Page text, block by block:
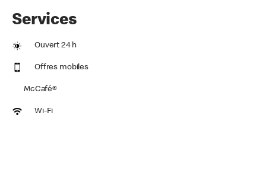
Services
Ouvert 24 h
Offres mobiles
McCafé®
Wi-Fi